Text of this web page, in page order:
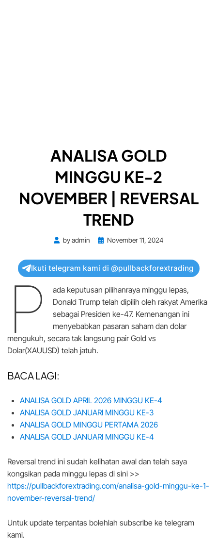
ANALISA GOLD
MINGGU KE-2
NOVEMBER | REVERSAL
TREND
byadmin
PostedNovember 11, 2024
Ikuti telegram kami di @pullbackforextrading
P
ada keputusan pilihanraya minggu lepas,
Donald Trump telah dipilih oleh rakyat Amerika
sebagai Presiden ke-47. Kemenangan ini
menyebabkan pasaran saham dan dolar
mengukuh, secara tak langsung pair Gold vs
Dolar(XAUUSD) telah jatuh.
BACA LAGI:
ANALISA GOLD APRIL 2026 MINGGU KE-4
ANALISA GOLD JANUARI MINGGU KE-3
ANALISA GOLD MINGGU PERTAMA 2026
ANALISA GOLD JANUARI MINGGU KE-4
Reversal trend ini sudah kelihatan awal dan telah saya
kongsikan pada minggu lepas di sini >>
https://pullbackforextrading.com/analisa-gold-minggu-ke-1-
november-reversal-trend/
Untuk update terpantas bolehlah subscribe ke telegram
kami.